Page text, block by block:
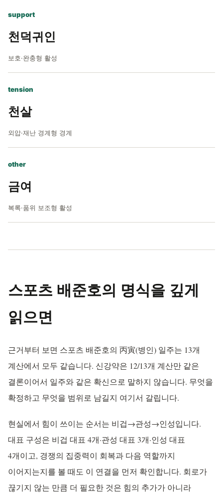
support
천덕귀인
보호·완충형 활성
tension
천살
외압·재난 경계형 경계
other
금여
복록·품위 보조형 활성
스포츠 배준호의 명식을 깊게
읽으면
근거부터 보면 스포츠 배준호의 丙寅(병인) 일주는 13개
계산에서 모두 같습니다. 신강약은 12/13개 계산만 같은
결론이어서 일주와 같은 확신으로 말하지 않습니다. 무엇을
확정하고 무엇을 범위로 남길지 여기서 갈립니다.
현실에서 힘이 쓰이는 순서는 비겁→관성→인성입니다.
대표 구성은 비겁 대표 4개·관성 대표 3개·인성 대표
4개이고, 경쟁의 집중력이 회복과 다음 역할까지
이어지는지를 볼 때도 이 연결을 먼저 확인합니다. 회로가
끊기지 않는 만큼 더 필요한 것은 힘의 추가가 아니라